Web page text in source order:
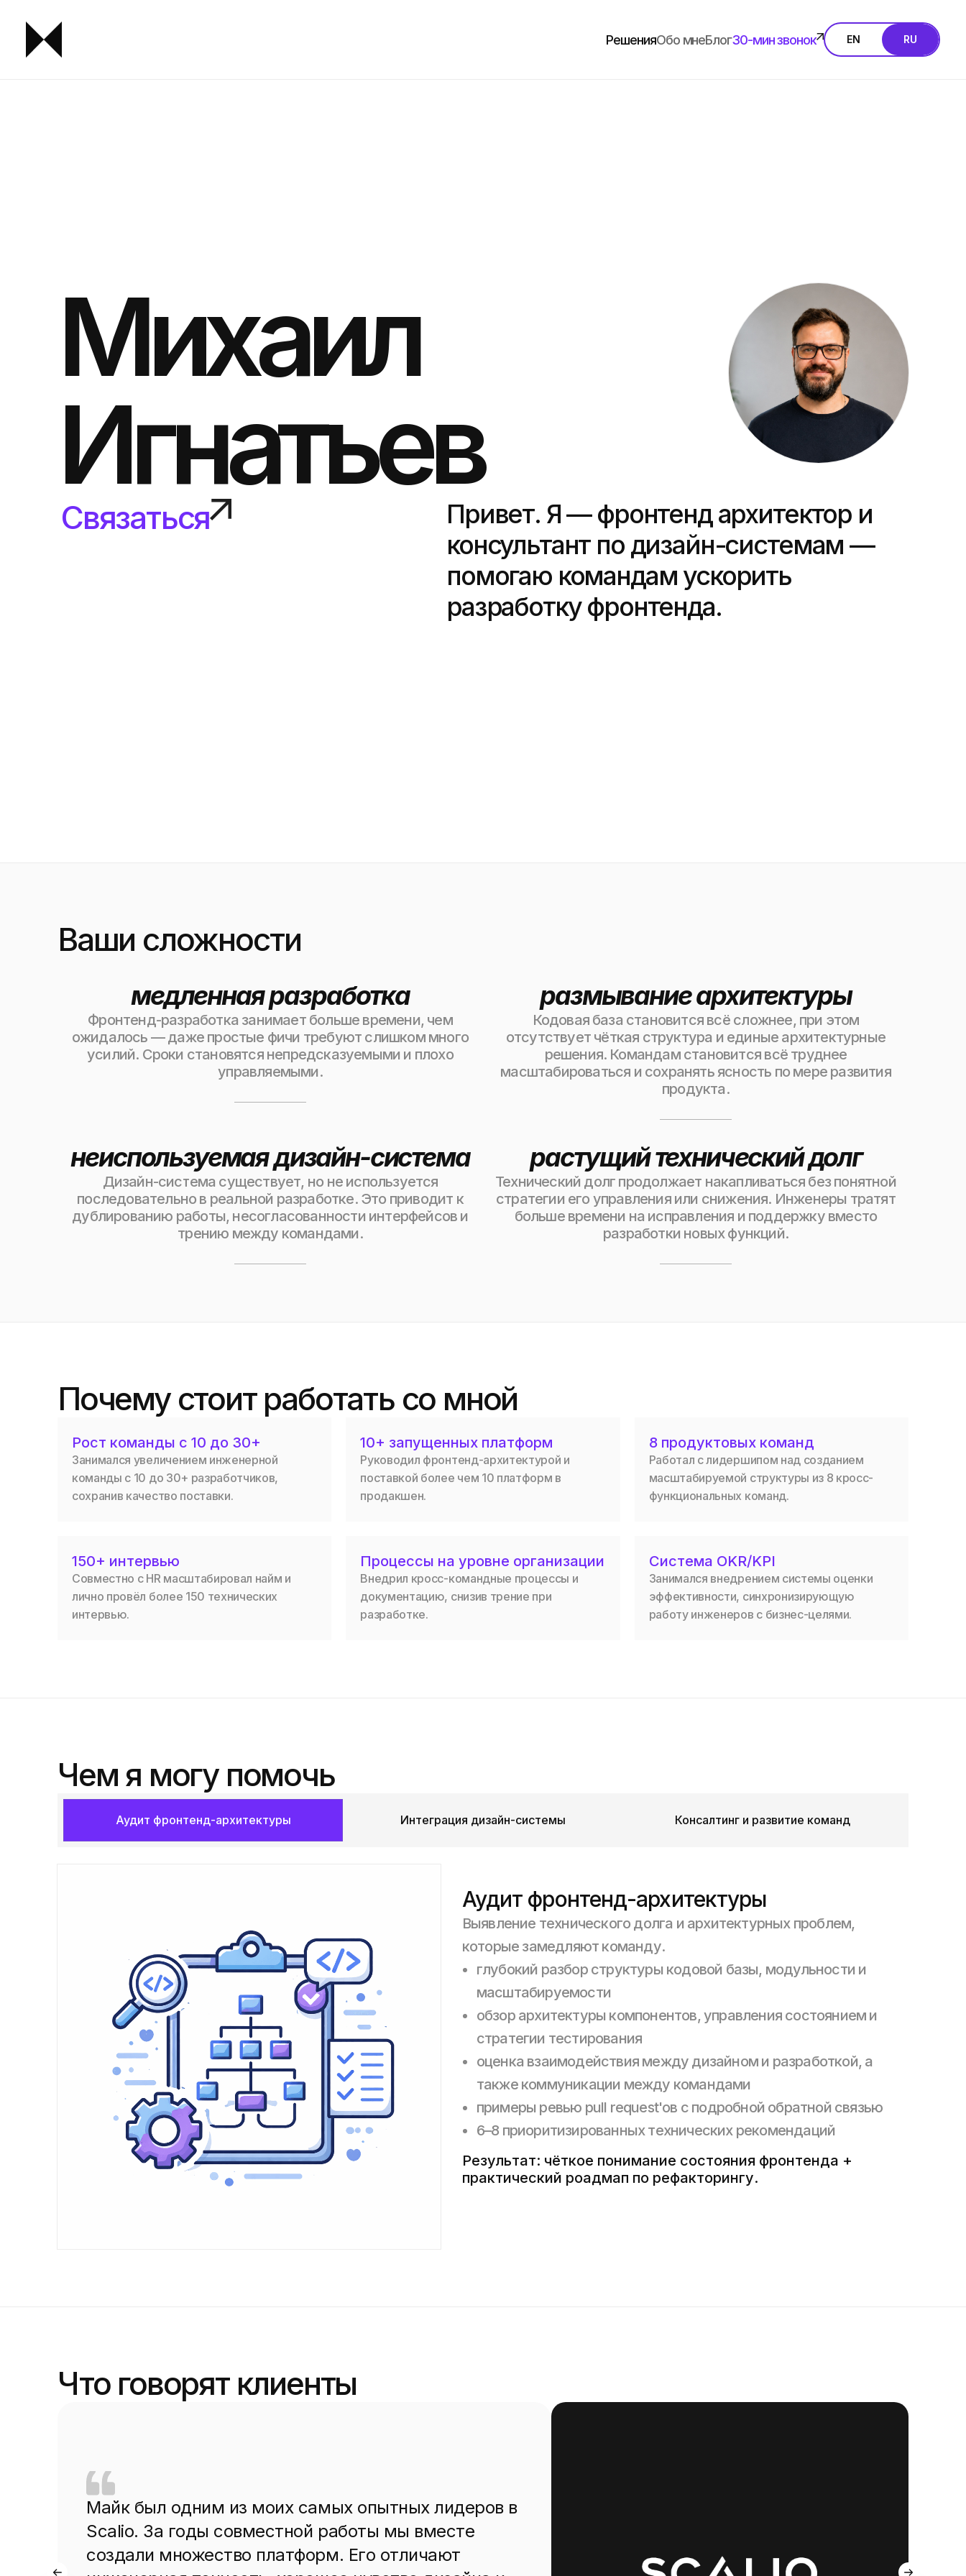
РешенияОбо мнеБлог30-мин звонок EN RU
Михаил
Игнатьев
Связаться
Привет. Я — фронтенд архитектор и
консультант по дизайн-системам —
помогаю командам ускорить
разработку фронтенда.
Ваши сложности
медленная разработка
Фронтенд-разработка занимает больше времени, чем
ожидалось — даже простые фичи требуют слишком много
усилий. Сроки становятся непредсказуемыми и плохо
управляемыми.
размывание архитектуры
Кодовая база становится всё сложнее, при этом
отсутствует чёткая структура и единые архитектурные
решения. Командам становится всё труднее
масштабироваться и сохранять ясность по мере развития
продукта.
неиспользуемая дизайн-система
Дизайн-система существует, но не используется
последовательно в реальной разработке. Это приводит к
дублированию работы, несогласованности интерфейсов и
трению между командами.
растущий технический долг
Технический долг продолжает накапливаться без понятной
стратегии его управления или снижения. Инженеры тратят
больше времени на исправления и поддержку вместо
разработки новых функций.
Почему стоит работать со мной
Рост команды с 10 до 30+
Занимался увеличением инженерной
команды с 10 до 30+ разработчиков,
сохранив качество поставки.
10+ запущенных платформ
Руководил фронтенд-архитектурой и
поставкой более чем 10 платформ в
продакшен.
8 продуктовых команд
Работал с лидершипом над созданием
масштабируемой структуры из 8 кросс-
функциональных команд.
150+ интервью
Совместно с HR масштабировал найм и
лично провёл более 150 технических
интервью.
Процессы на уровне организации
Внедрил кросс-командные процессы и
документацию, снизив трение при
разработке.
Система OKR/KPI
Занимался внедрением системы оценки
эффективности, синхронизирующую
работу инженеров с бизнес-целями.
Чем я могу помочь
Аудит фронтенд-архитектуры Интеграция дизайн-системы Консалтинг и развитие команд
Аудит фронтенд-архитектуры
Выявление технического долга и архитектурных проблем,
которые замедляют команду.
глубокий разбор структуры кодовой базы, модульности и
масштабируемости
обзор архитектуры компонентов, управления состоянием и
стратегии тестирования
оценка взаимодействия между дизайном и разработкой, а
также коммуникации между командами
примеры ревью pull request'ов с подробной обратной связью
6–8 приоритизированных технических рекомендаций
Результат: чёткое понимание состояния фронтенда +
практический роадмап по рефакторингу.
Что говорят клиенты
Майк был одним из моих самых опытных лидеров в
Scalio. За годы совместной работы мы вместе
создали множество платформ. Его отличают